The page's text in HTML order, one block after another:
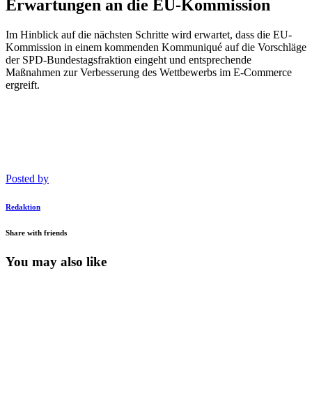
Erwartungen an die EU-Kommission
Im Hinblick auf die nächsten Schritte wird erwartet, dass die EU-
Kommission in einem kommenden Kommuniqué auf die Vorschläge
der SPD-Bundestagsfraktion eingeht und entsprechende
Maßnahmen zur Verbesserung des Wettbewerbs im E-Commerce
ergreift.
Posted by
Redaktion
Share with friends
You may also like